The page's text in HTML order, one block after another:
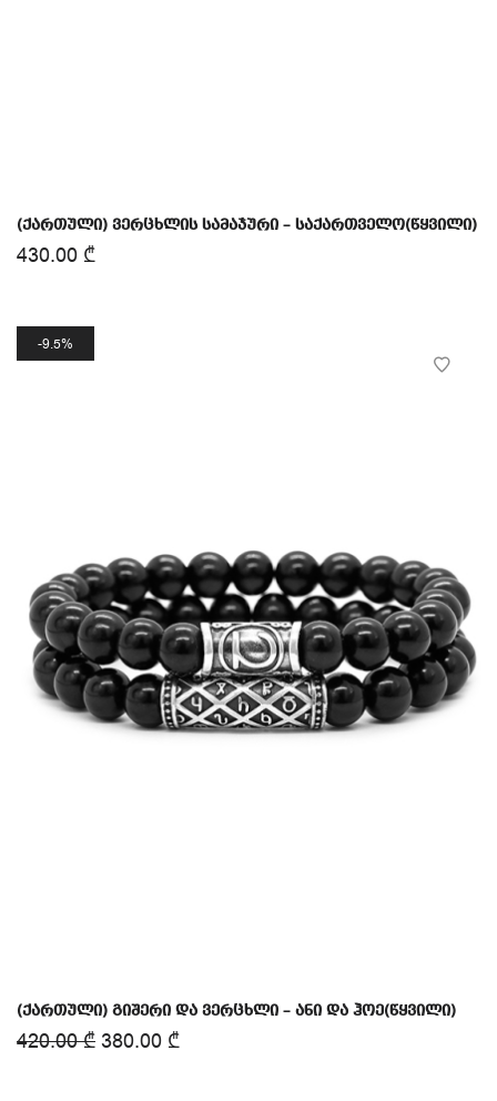
(ქართული) ვერცხლის სამაჯური – საქართველო(წყვილი)
430.00 ₾
9.5%
(ქართული) გიშერი და ვერცხლი – ანი და ჰოე(წყვილი)
420.00₾ 380.00 ₾